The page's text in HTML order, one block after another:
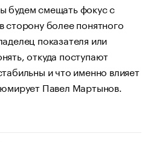
будем смещать фокус с
сторону более понятного
показателя или
откуда поступают
и что именно влияет
Павел Мартынов.